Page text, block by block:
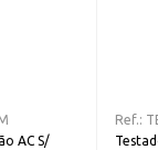
AC S/
Ref.: